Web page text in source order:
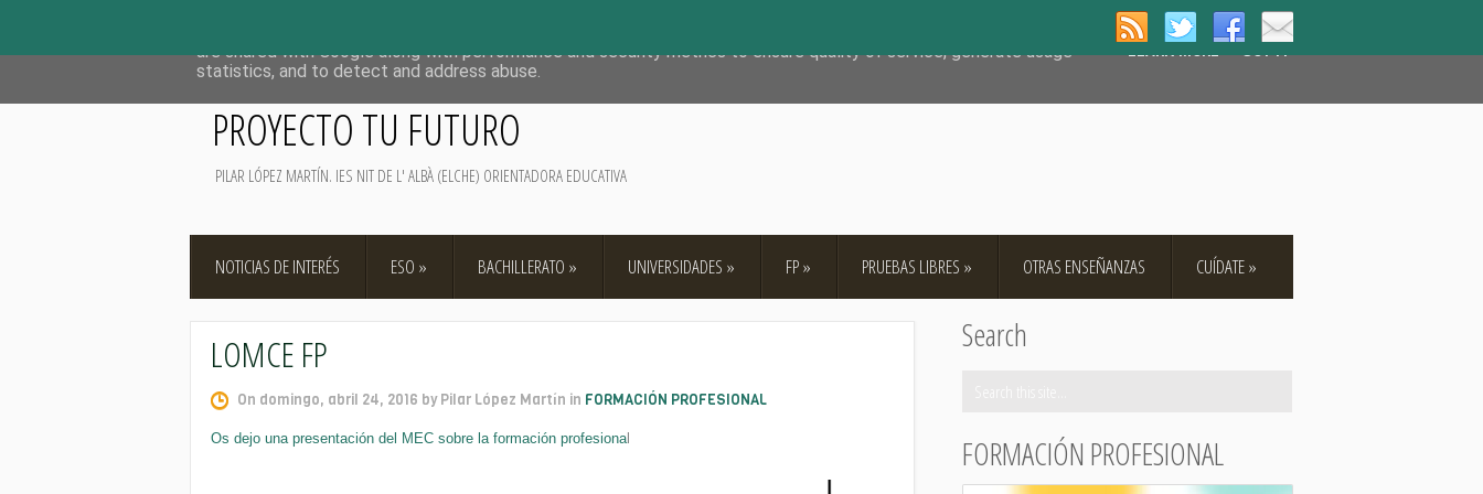
PROYECTO TU FUTURO
PILAR LÓPEZ MARTÍN. IES NIT DE L' ALBÀ (ELCHE) ORIENTADORA EDUCATIVA
NOTICIAS DE INTERÉS ESO » BACHILLERATO » UNIVERSIDADES » FP» PRUEBAS LIBRES » OTRAS ENSEÑANZAS CUÍDATE»
LOMCE FP
On domingo, abril 24, 2016 by Pilar López Martín in FORMACIÓN PROFESIONAL
Os dejo una presentación del MEC sobre la formación profesional
Search
FORMACIÓN PROFESIONAL
are shared with Google along with performance and security metrics to ensure quality of service, generate usage
statistics, and to detect and address abuse.
LEARN MORE GOT IT